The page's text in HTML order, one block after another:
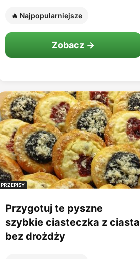
🔥 Najpopularniejsze
Zobacz →
PRZEPISY
Przygotuj te pyszne
szybkie ciasteczka z ciasta
bez drożdży